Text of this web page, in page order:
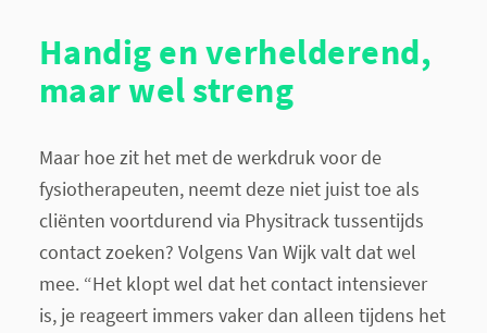
Handig en verhelderend,
maar wel streng
Maar hoe zit het met de werkdruk voor de
fysiotherapeuten, neemt deze niet juist toe als
cliënten voortdurend via Physitrack tussentijds
contact zoeken? Volgens Van Wijk valt dat wel
mee. “Het klopt wel dat het contact intensiever
is, je reageert immers vaker dan alleen tijdens het